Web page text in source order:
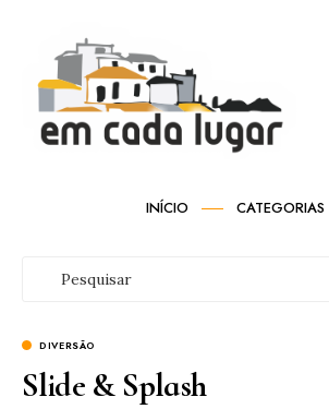
INÍCIO CATEGORIAS
DIVERSÃO
Slide & Splash